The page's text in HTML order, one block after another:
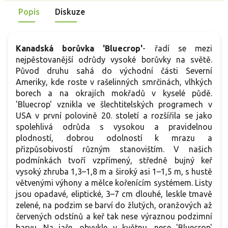
Popis Diskuze
Kanadská borůvka 'Bluecrop'- řadí se mezi
nejpěstovanější odrůdy vysoké borůvky na světě.
Původ druhu sahá do východní části Severní
Ameriky, kde roste v rašelinných smrčinách, vlhkých
borech a na okrajích mokřadů v kyselé půdě.
'Bluecrop' vznikla ve šlechtitelských programech v
USA v první polovině 20. století a rozšířila se jako
spolehlivá odrůda s vysokou a pravidelnou
plodností, dobrou odolností k mrazu a
přizpůsobivostí různým stanovištím. V našich
podmínkách tvoří vzpřímený, středně bujný keř
vysoký zhruba 1,3–1,8 m a široký asi 1–1,5 m, s hustě
větvenými výhony a mělce kořenícím systémem. Listy
jsou opadavé, eliptické, 3–7 cm dlouhé, leskle tmavě
zelené, na podzim se barví do žlutých, oranžových až
červených odstínů a keř tak nese výraznou podzimní